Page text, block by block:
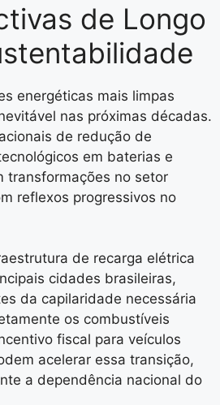
de Longo
energéticas mais limpas
nas próximas décadas.
de redução de
em baterias e
transformações no setor
reflexos progressivos no
de recarga elétrica
cidades brasileiras,
da capilaridade necessária
os combustíveis
fiscal para veículos
acelerar essa transição,
a dependência nacional do